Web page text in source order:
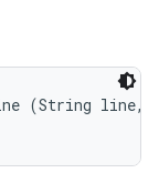
(String line,